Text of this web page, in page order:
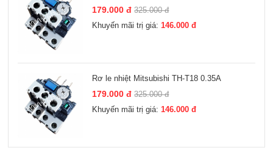
179.000 đ 325.000 đ
Khuyến mãi trị giá:146.000 đ
Rơ le nhiệt Mitsubishi TH-T18 0.35A
179.000 đ 325.000 đ
Khuyến mãi trị giá:146.000 đ